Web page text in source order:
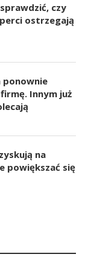
czy
ostrzegają
ponownie
firmę. Innym już
na
powiększać się